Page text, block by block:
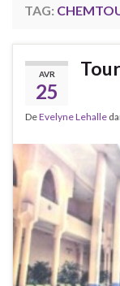
TAG:
AVR
25
DeEvelyne Lehalle